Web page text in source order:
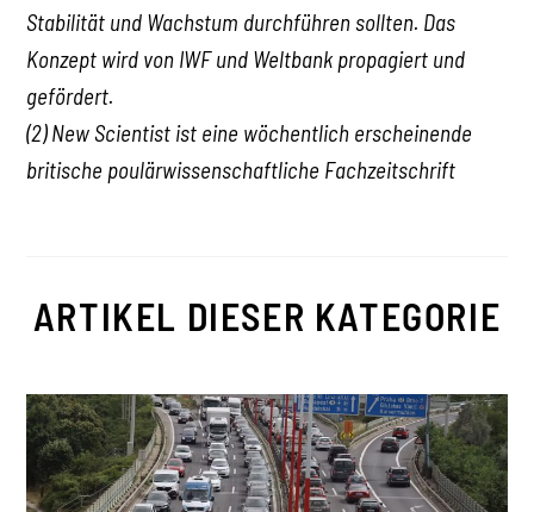
Stabilität und Wachstum durchführen sollten. Das
Konzept wird von IWF und Weltbank propagiert und
gefördert.
(2) New Scientist ist eine wöchentlich erscheinende
britische poulärwissenschaftliche Fachzeitschrift
ARTIKEL DIESER KATEGORIE